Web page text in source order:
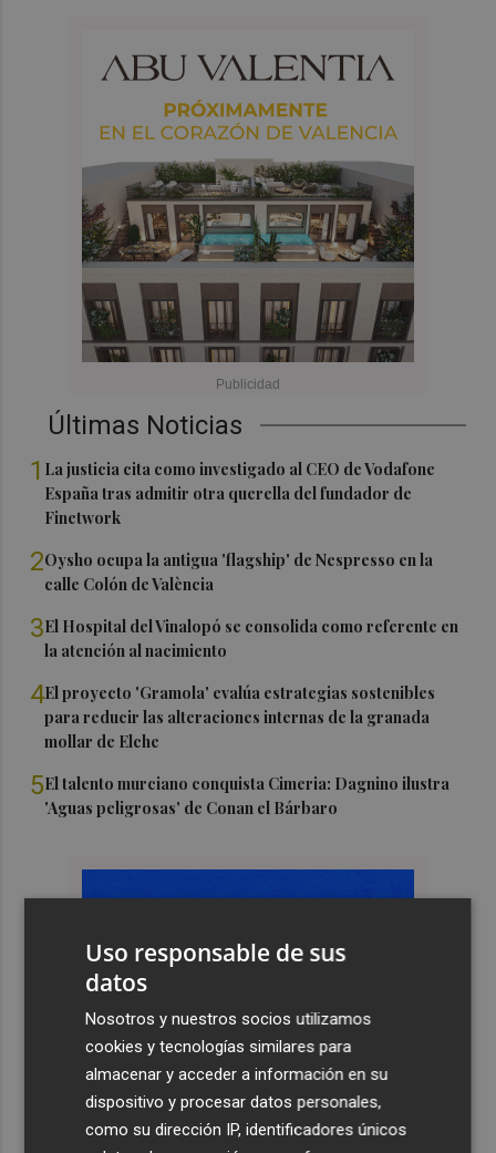
Últimas Noticias
1 La justicia cita como investigado al CEO de Vodafone
España tras admitir otra querella del fundador de
Finetwork
2Oysho ocupa la antigua 'flagship' de Nespresso en la
calle Colón de València
3El Hospital del Vinalopó se consolida como referente en
la atención al nacimiento
4El proyecto 'Gramola' evalúa estrategias sostenibles
para reducir las alteraciones internas de la granada
mollar de Elche
5El talento murciano conquista Cimeria: Dagnino ilustra
'Aguas peligrosas' de Conan el Bárbaro
Uso responsable de sus
datos
Nosotros y nuestros socios utilizamos
cookies y tecnologías similares para
almacenar y acceder a información en su
dispositivo y procesar datos personales,
como su dirección IP, identificadores únicos